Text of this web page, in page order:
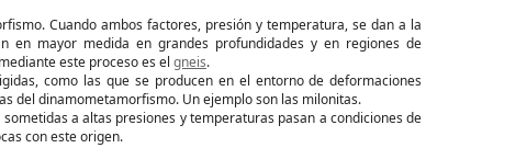
Cuando ambos factores, presión y temperatura, se dan a la
en mayor medida en grandes profundidades y en regiones de
este proceso es el gneis.
como las que se producen en el entorno de deformaciones
del dinamometamorfismo. Un ejemplo son las milonitas.
a altas presiones y temperaturas pasan a condiciones de
con este origen.